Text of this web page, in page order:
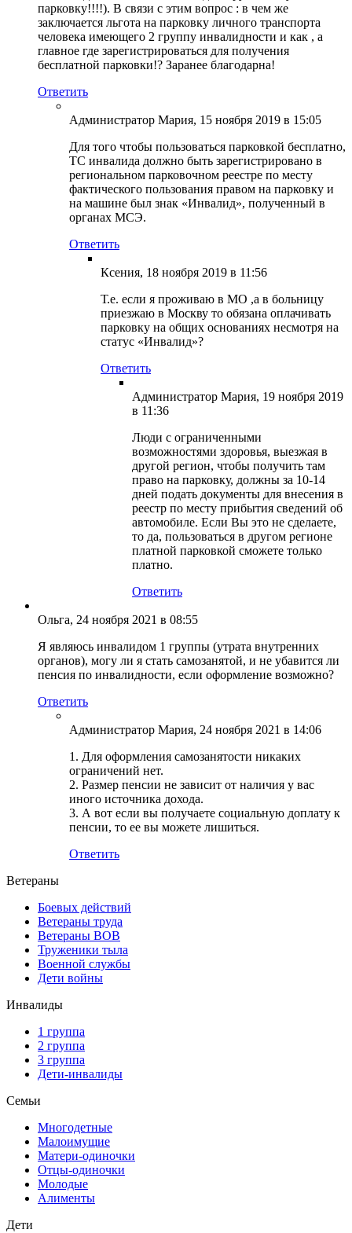
парковку!!!!). В связи с этим вопрос : в чем же
заключается льгота на парковку личного транспорта
человека имеющего 2 группу инвалидности и как , а
главное где зарегистрироваться для получения
бесплатной парковки!? Заранее благодарна!
Ответить
Администратор Мария, 15 ноября 2019 в 15:05
Для того чтобы пользоваться парковкой бесплатно,
ТС инвалида должно быть зарегистрировано в
региональном парковочном реестре по месту
фактического пользования правом на парковку и
на машине был знак «Инвалид», полученный в
органах МСЭ.
Ответить
Ксения, 18 ноября 2019 в 11:56
Т.е. если я проживаю в МО ,а в больницу
приезжаю в Москву то обязана оплачивать
парковку на общих основаниях несмотря на
статус «Инвалид»?
Ответить
Администратор Мария, 19 ноября 2019
в 11:36
Люди с ограниченными
возможностями здоровья, выезжая в
другой регион, чтобы получить там
право на парковку, должны за 10-14
дней подать документы для внесения в
реестр по месту прибытия сведений об
автомобиле. Если Вы это не сделаете,
то да, пользоваться в другом регионе
платной парковкой сможете только
платно.
Ответить
Ольга, 24 ноября 2021 в 08:55
Я являюсь инвалидом 1 группы (утрата внутренних
органов), могу ли я стать самозанятой, и не убавится ли
пенсия по инвалидности, если оформление возможно?
Ответить
Администратор Мария, 24 ноября 2021 в 14:06
1. Для оформления самозанятости никаких
ограничений нет.
2. Размер пенсии не зависит от наличия у вас
иного источника дохода.
3. А вот если вы получаете социальную доплату к
пенсии, то ее вы можете лишиться.
Ответить
Ветераны
Боевых действий
Ветераны труда
Ветераны ВОВ
Труженики тыла
Военной службы
Дети войны
Инвалиды
1 группа
2 группа
3 группа
Дети-инвалиды
Семьи
Многодетные
Малоимущие
Матери-одиночки
Отцы-одиночки
Молодые
Алименты
Дети